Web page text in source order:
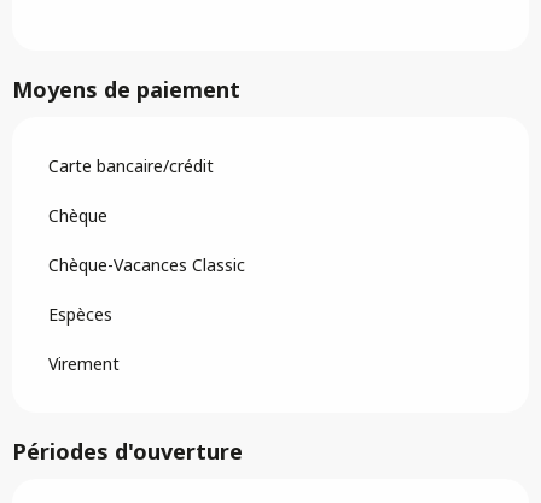
Moyens de paiement
Carte bancaire/crédit
Chèque
Chèque-Vacances Classic
Espèces
Virement
Périodes d'ouverture